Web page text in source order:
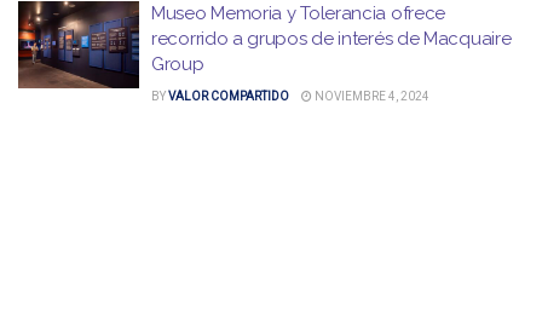
Museo Memoria y Tolerancia ofrece
recorrido a grupos de interés de Macquaire
Group
BYVALOR COMPARTIDO NOVIEMBRE 4, 2024